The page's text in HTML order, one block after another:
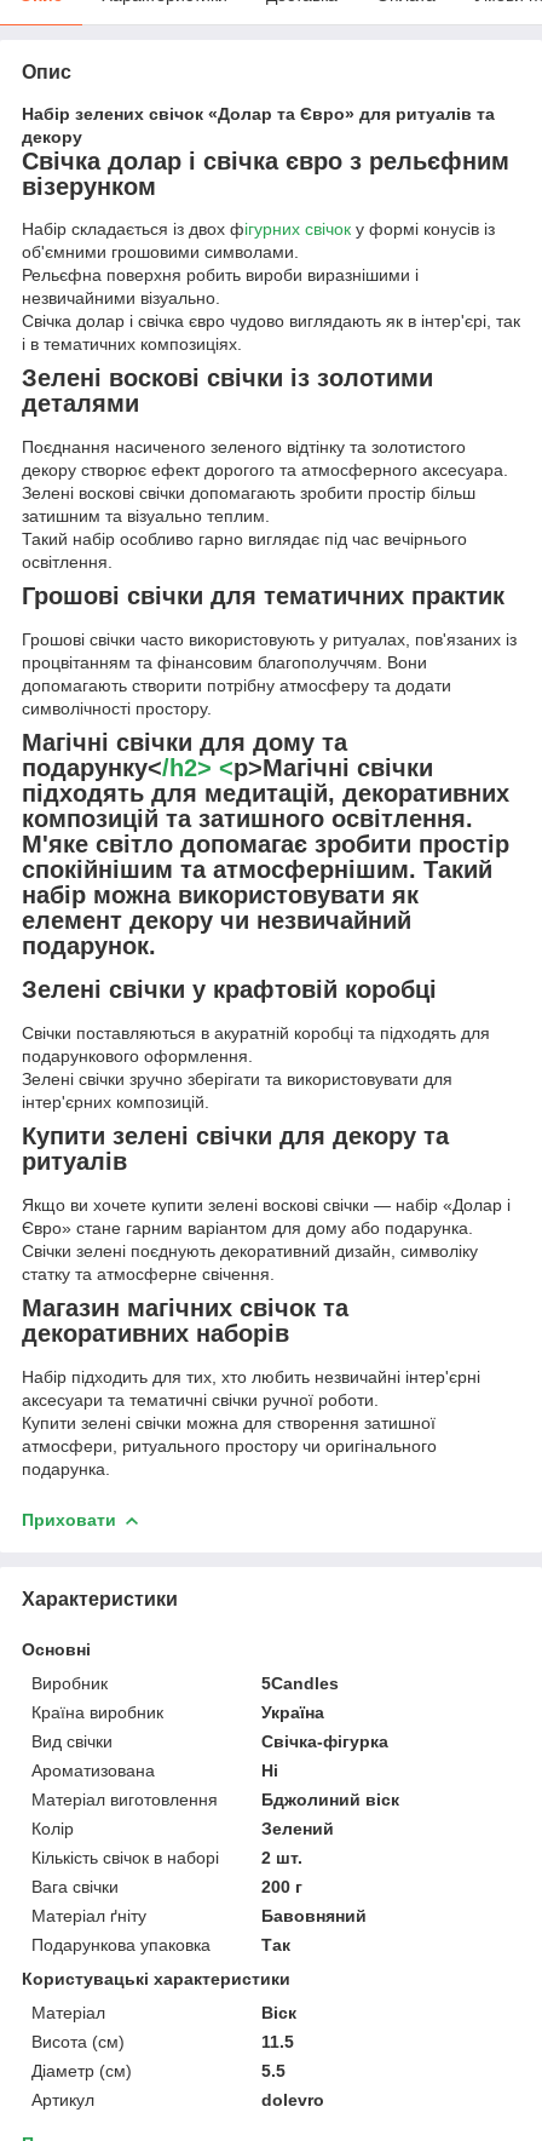
Опис
Набір зелених свічок «Долар та Євро» для ритуалів та
декору
Свічка долар і свічка євро з рельєфним
візерунком
Набір складається із двох фігурних свічок у формі конусів із
об'ємними грошовими символами.
Рельєфна поверхня робить вироби виразнішими і
незвичайними візуально.
Свічка долар і свічка євро чудово виглядають як в інтер'єрі, так
і в тематичних композиціях.
Зелені воскові свічки із золотими
деталями
Поєднання насиченого зеленого відтінку та золотистого
декору створює ефект дорогого та атмосферного аксесуара.
Зелені воскові свічки допомагають зробити простір більш
затишним та візуально теплим.
Такий набір особливо гарно виглядає під час вечірнього
освітлення.
Грошові свічки для тематичних практик
Грошові свічки часто використовують у ритуалах, пов'язаних із
процвітанням та фінансовим благополуччям. Вони
допомагають створити потрібну атмосферу та додати
символічності простору.
Магічні свічки для дому та
подарунку</h2> <p>Магічні свічки
підходять для медитацій, декоративних
композицій та затишного освітлення.
М'яке світло допомагає зробити простір
спокійнішим та атмосфернішим. Такий
набір можна використовувати як
елемент декору чи незвичайний
подарунок.
Зелені свічки у крафтовій коробці
Свічки поставляються в акуратній коробці та підходять для
подарункового оформлення.
Зелені свічки зручно зберігати та використовувати для
інтер'єрних композицій.
Купити зелені свічки для декору та
ритуалів
Якщо ви хочете купити зелені воскові свічки — набір «Долар і
Євро» стане гарним варіантом для дому або подарунка.
Свічки зелені поєднують декоративний дизайн, символіку
статку та атмосферне свічення.
Магазин магічних свічок та
декоративних наборів
Набір підходить для тих, хто любить незвичайні інтер'єрні
аксесуари та тематичні свічки ручної роботи.
Купити зелені свічки можна для створення затишної
атмосфери, ритуального простору чи оригінального
подарунка.
Приховати
Характеристики
Основні
Виробник
5Candles
Країна виробник
Україна
Вид свічки
Свічка-фігурка
Ароматизована
Ні
Матеріал виготовлення
Бджолиний віск
Колір
Зелений
Кількість свічок в наборі
2 шт.
Вага свічки
200 г
Матеріал ґніту
Бавовняний
Подарункова упаковка
Так
Користувацькі характеристики
Матеріал
Віск
Висота (см)
11.5
Діаметр (см)
5.5
Артикул
dolevro